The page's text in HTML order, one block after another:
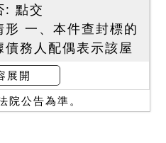
: 點交
形 一、本件查封標的
債務人配偶表示該屋
人自住，屋況正
據地政人員稱該屋 一
二、三樓前面及五
展開
院公告為準。